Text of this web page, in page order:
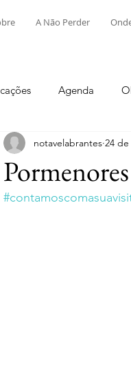
A Não Perder
Agenda
Mato e Souto
Pego Rio de
notavelabrantes 24